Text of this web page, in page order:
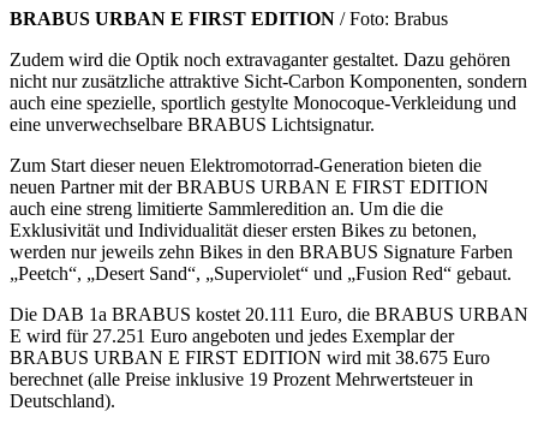
BRABUS URBAN E FIRST EDITION / Foto: Brabus
Zudem wird die Optik noch extravaganter gestaltet. Dazu gehören
nicht nur zusätzliche attraktive Sicht-Carbon Komponenten, sondern
auch eine spezielle, sportlich gestylte Monocoque-Verkleidung und
eine unverwechselbare BRABUS Lichtsignatur.
Zum Start dieser neuen Elektromotorrad-Generation bieten die
neuen Partner mit der BRABUS URBAN E FIRST EDITION
auch eine streng limitierte Sammleredition an. Um die die
Exklusivität und Individualität dieser ersten Bikes zu betonen,
werden nur jeweils zehn Bikes in den BRABUS Signature Farben
„Peetch“, „Desert Sand“, „Superviolet“ und „Fusion Red“ gebaut.
Die DAB 1a BRABUS kostet 20.111 Euro, die BRABUS URBAN
E wird für 27.251 Euro angeboten und jedes Exemplar der
BRABUS URBAN E FIRST EDITION wird mit 38.675 Euro
berechnet (alle Preise inklusive 19 Prozent Mehrwertsteuer in
Deutschland).